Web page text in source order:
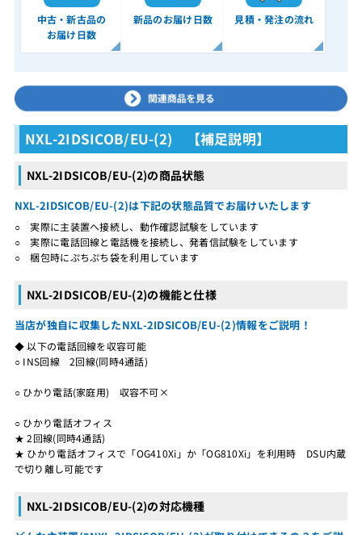
中古・新古品の
お届け日数
新品のお届け日数 見積・発注の流れ
NXL-2IDSICOB/EU-(2) 【補足説明】
NXL-2IDSICOB/EU-(2)の商品状態
NXL-2IDSICOB/EU-(2)は下記の状態品質でお届けいたします
○ 実際に主装置へ接続し、動作確認試験をしています
○ 実際に電話回線と電話機を接続し、発着信試験をしています
○ 梱包時にぷちぷち袋を利用しています
NXL-2IDSICOB/EU-(2)の機能と仕様
当店が独自に収集したNXL-2IDSICOB/EU-(2)情報をご説明！
◆ 以下の電話回線を収容可能
○ INS回線 2回線(同時4通話)
○ ひかり電話(家庭用) 収容不可×
○ ひかり電話オフィス
★ 2回線(同時4通話)
★ ひかり電話オフィスで「OG410Xi」か「OG810Xi」を利用時 DSU内蔵
で切り離し可能です
NXL-2IDSICOB/EU-(2)の対応機種